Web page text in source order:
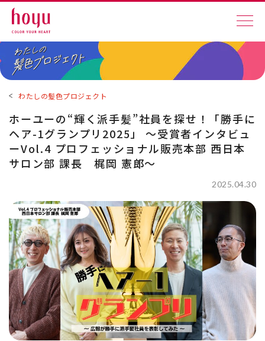
わたしの髪色プロジェクト
ホーユーの“輝く派手髪”社員を探せ！「勝手に
ヘア-1グランプリ2025」 ～受賞者インタビュ
ーVol.4 プロフェッショナル販売本部 西日本
サロン部 課長 梶岡 憲郎～
2025.04.30